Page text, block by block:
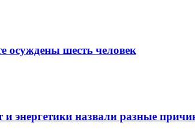
осуждены шесть человек
и энергетики назвали разные